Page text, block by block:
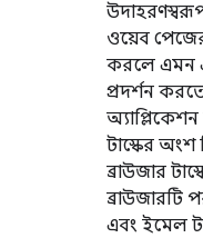
ওয়েব পেজের
করলে এমন
প্রদর্শন
অ্যাপ্লিকেশন
টাস্কের
ব্রাউজার
ব্রাউজারটি
এবং ইমেল